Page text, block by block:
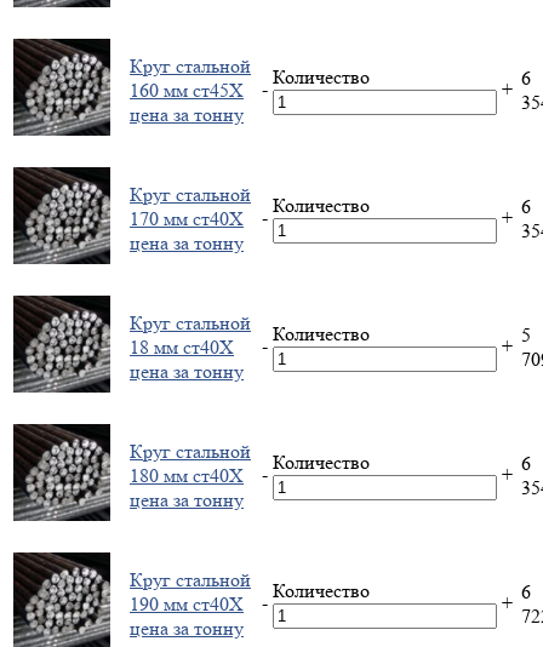
Круг стальной
160 мм ст45Х
цена за тонну
-
Количество
+ 6
Круг стальной
170 мм ст40Х
цена за тонну
-
Количество
+ 6
Круг стальной
18 мм ст40Х
цена за тонну
-
Количество
+ 5
Круг стальной
180 мм ст40Х
цена за тонну
-
Количество
+ 6
Круг стальной
190 мм ст40Х
цена за тонну
-
Количество
+ 6